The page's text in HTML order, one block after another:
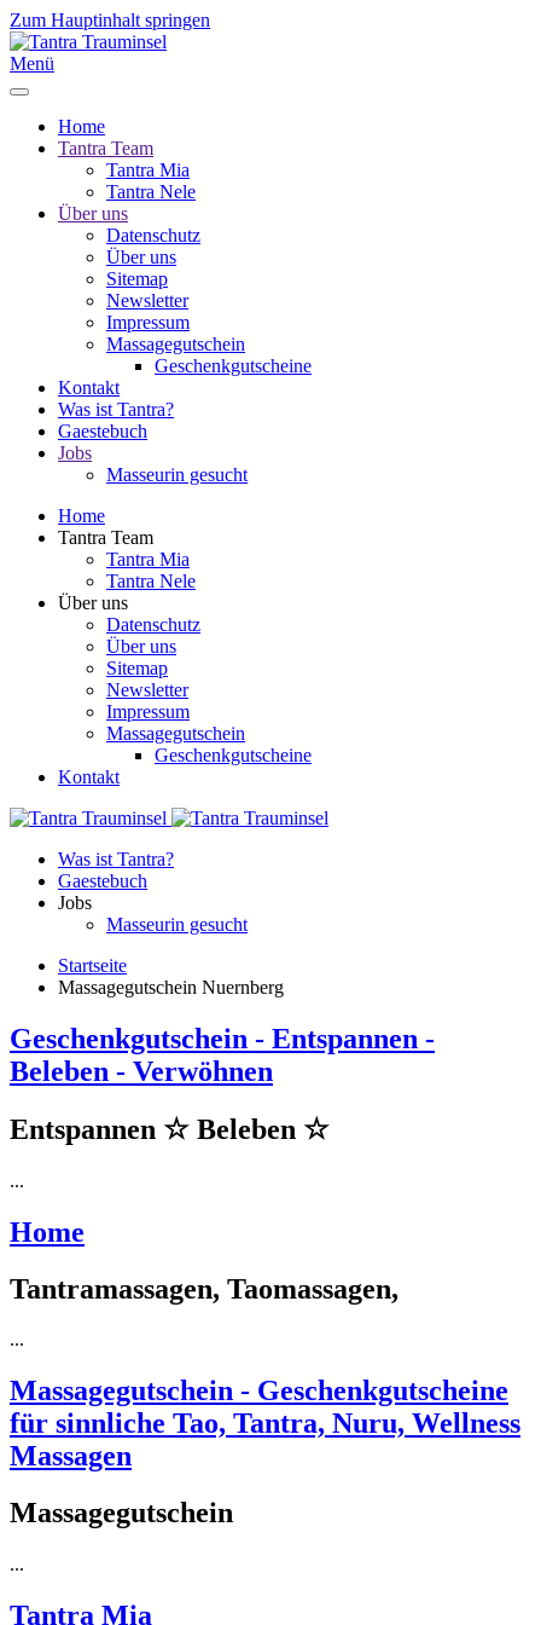
Zum Hauptinhalt springen
Menü
Home
Tantra Team
Tantra Mia
Tantra Nele
Über uns
Datenschutz
Über uns
Sitemap
Newsletter
Impressum
Massagegutschein
Geschenkgutscheine
Kontakt
Was ist Tantra?
Gaestebuch
Jobs
Masseurin gesucht
Home
Tantra Team
Tantra Mia
Tantra Nele
Über uns
Datenschutz
Über uns
Sitemap
Newsletter
Impressum
Massagegutschein
Geschenkgutscheine
Kontakt
Was ist Tantra?
Gaestebuch
Jobs
Masseurin gesucht
Startseite
Massagegutschein Nuernberg
Geschenkgutschein - Entspannen -
Beleben - Verwöhnen
Entspannen ☆ Beleben ☆
...
Home
Tantramassagen, Taomassagen,
...
Massagegutschein - Geschenkgutscheine
für sinnliche Tao, Tantra, Nuru, Wellness
Massagen
Massagegutschein
...
Tantra Mia